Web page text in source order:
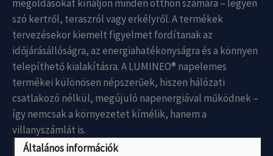
megoldásokat kínáljon minden otthon számára – legyen
szó kertről, teraszról vagy erkélyről. A termékek
tervezésekor kiemelt figyelmet fordítanak az
időjárásállóságra, az energiahatékonyságra és a könnyen
telepíthető kialakításra. A LUMINEO® napelemes
termékei különösen népszerűek, hiszen hálózati
csatlakozó nélkül, megújuló napenergiával működnek –
így nemcsak a környezetet kímélik, hanem a
villanyszámlát is.
Általános információk